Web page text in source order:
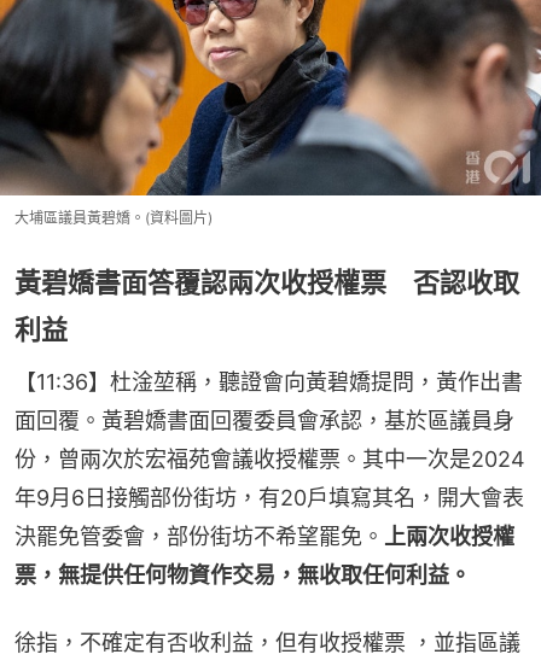
大埔區議員黃碧嬌。(資料圖片)
黃碧嬌書面答覆認兩次收授權票 否認收取
利益
【11:36】杜淦堃稱，聽證會向黃碧嬌提問，黃作出書
面回覆。黃碧嬌書面回覆委員會承認，基於區議員身
份，曾兩次於宏福苑會議收授權票。其中一次是2024
年9月6日接觸部份街坊，有20戶填寫其名，開大會表
決罷免管委會，部份街坊不希望罷免。
上兩次收授權
票，無提供任何物資作交易，無收取任何利益。
徐指，不確定有否收利益，但有收授權票 ，並指區議